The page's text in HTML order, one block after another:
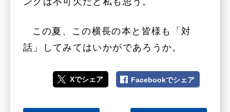
この夏、この横長の本と皆様も「対
話」してみてはいかがであろうか。
Xでシェア Facebookでシェア